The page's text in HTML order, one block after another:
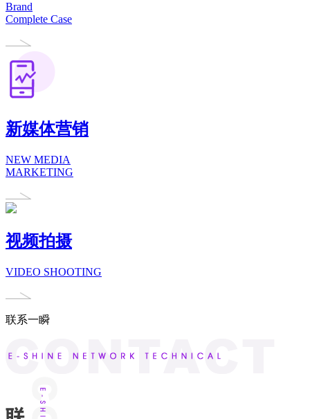
Brand
Complete Case
新媒体营销
NEW MEDIA
MARKETING
视频拍摄
VIDEO SHOOTING
联系一瞬